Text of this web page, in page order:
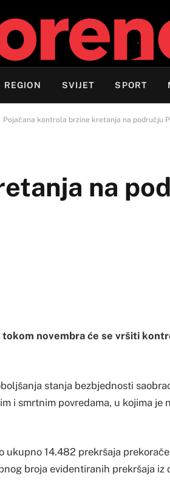
REGION SVIJET SPORT
Pojačana kontrola brzine kretanja na području
na
novembra će se vršiti
stanja bezbjednosti
i smrtnim povredama, u kojima je
ukupno 14.482 prekršaja
broja evidentiranih prekršaja iz